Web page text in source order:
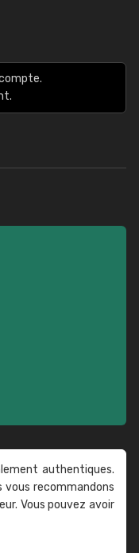
authentiques.
recommandons
Vous pouvez avoir
à base d'eau
RAL Classic
/ commande